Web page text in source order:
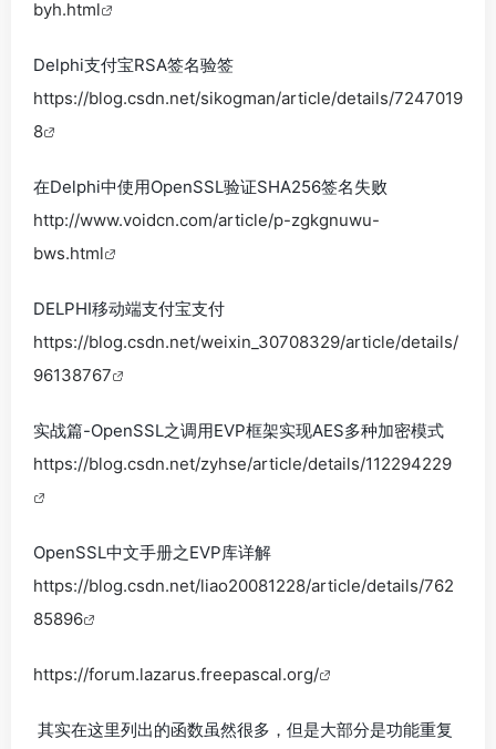
byh.html
Delphi支付宝RSA签名验签
https://blog.csdn.net/sikogman/article/details/7247019
8
在Delphi中使用OpenSSL验证SHA256签名失败
http://www.voidcn.com/article/p-zgkgnuwu-
bws.html
DELPHI移动端支付宝支付
https://blog.csdn.net/weixin_30708329/article/details/
96138767
实战篇-OpenSSL之调用EVP框架实现AES多种加密模式
https://blog.csdn.net/zyhse/article/details/112294229
OpenSSL中文手册之EVP库详解
https://blog.csdn.net/liao20081228/article/details/762
85896
https://forum.lazarus.freepascal.org/
其实在这里列出的函数虽然很多，但是大部分是功能重复